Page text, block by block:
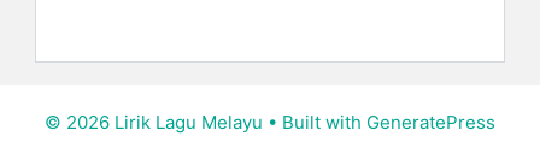
© 2026 Lirik Lagu Melayu • Built with GeneratePress